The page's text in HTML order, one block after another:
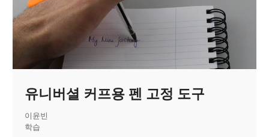
유니버셜 커프용 펜 고정 도구
이윤빈
학습